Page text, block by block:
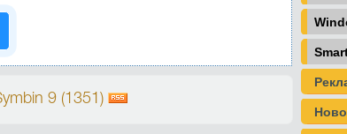
9 (1351)